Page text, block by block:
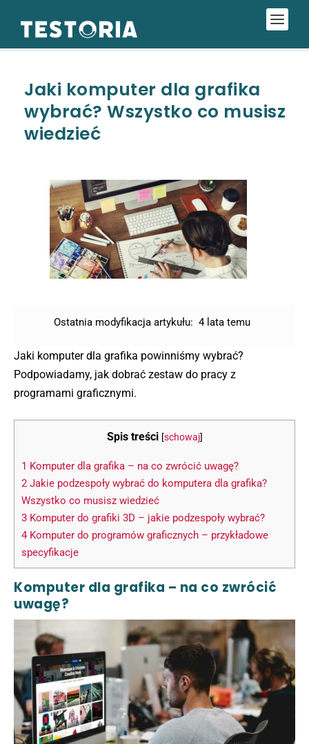
Jaki komputer dla grafika
wybrać? Wszystko co musisz
wiedzieć
Ostatnia modyfikacja artykułu: 4 lata temu
Jaki komputer dla grafika powinniśmy wybrać?
Podpowiadamy, jak dobrać zestaw do pracy z
programami graficznymi.
Spis treści [schowaj]
1 Komputer dla grafika – na co zwrócić uwagę?
2 Jakie podzespoły wybrać do komputera dla grafika?
Wszystko co musisz wiedzieć
3 Komputer do grafiki 3D – jakie podzespoły wybrać?
4 Komputer do programów graficznych – przykładowe
specyfikacje
Komputer dla grafika – na co zwrócić
uwagę?